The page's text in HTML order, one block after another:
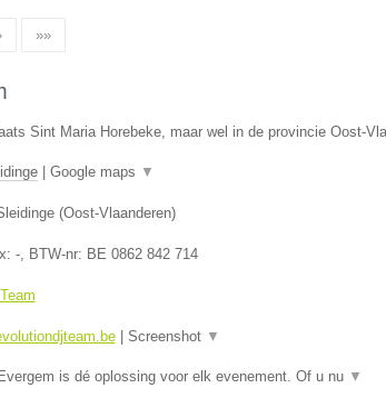
»»
Sint Maria Horebeke, maar wel in de provincie Oost-
| Google maps ▼
(Oost-Vlaanderen)
-, BTW-nr: BE 0862 842 714
| Screenshot ▼
is dé oplossing voor elk evenement. Of u nu ▼